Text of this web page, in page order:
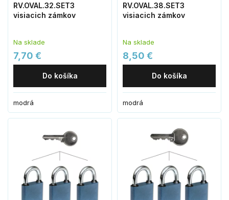
RV.OVAL.32.SET3
visiacich zámkov
Na sklade
7,70 €
Do košíka
modrá
RV.OVAL.38.SET3
visiacich zámkov
Na sklade
8,50 €
Do košíka
modrá